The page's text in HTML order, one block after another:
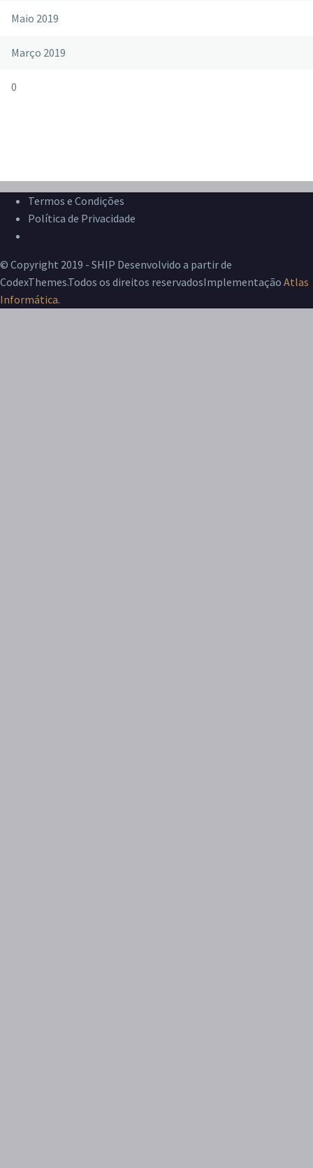
Maio 2019
Março 2019
0
Termos e Condições
Política de Privacidade
© Copyright 2019 - SHIP Desenvolvido a partir de
CodexThemes.Todos os direitos reservadosImplementação Atlas
Informática.